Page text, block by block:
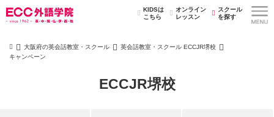
KIDSは
こちら
オンライン
レッスン
スクール
を探す
大阪府の英会話教室・スクール
英会話教室・スクール ECCJR堺校
キャンペーン
ECCJR堺校